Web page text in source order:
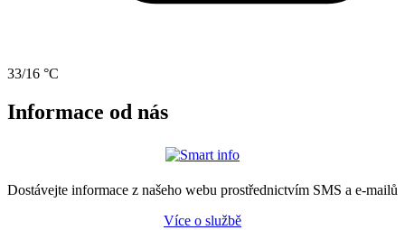
33/16 °C
Informace od nás
Dostávejte informace z našeho webu prostřednictvím SMS a e-mailů
Více o službě